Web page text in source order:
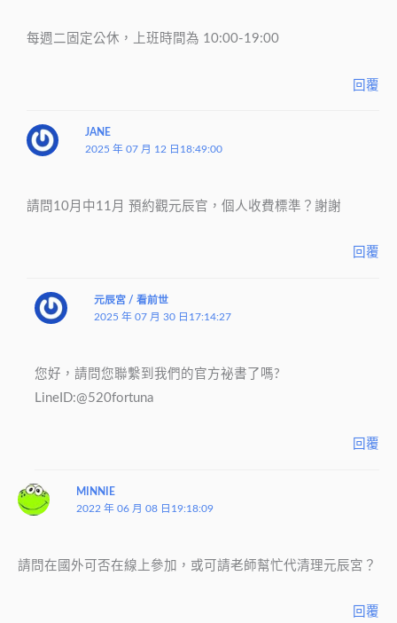
每週二固定公休，上班時間為 10:00-19:00
回覆
JANE
2025 年 07 月 12 日18:49:00
請問10月中11月 預約觀元辰官，個人收費標準？謝謝
回覆
元辰宮 / 看前世
2025 年 07 月 30 日17:14:27
您好，請問您聯繫到我們的官方祕書了嗎?
LineID:@520fortuna
回覆
MINNIE
2022 年 06 月 08 日19:18:09
請問在國外可否在線上參加，或可請老師幫忙代清理元辰宮？
回覆